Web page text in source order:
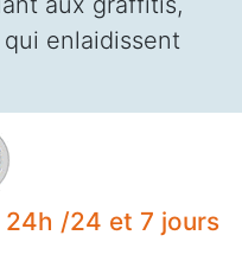
enlaidissent
24h /24 et 7 jours